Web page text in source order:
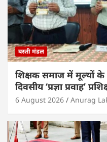
बस्ती मंडल
शिक्षक समाज में मूल्यों के
दिवसीय ‘प्रज्ञा प्रवाह’
6 August 2026 Anurag